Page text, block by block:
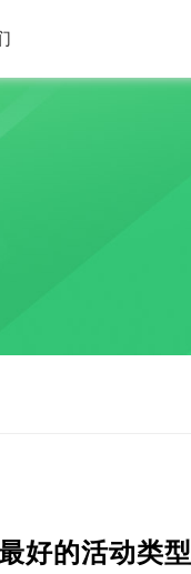
好的活动类型